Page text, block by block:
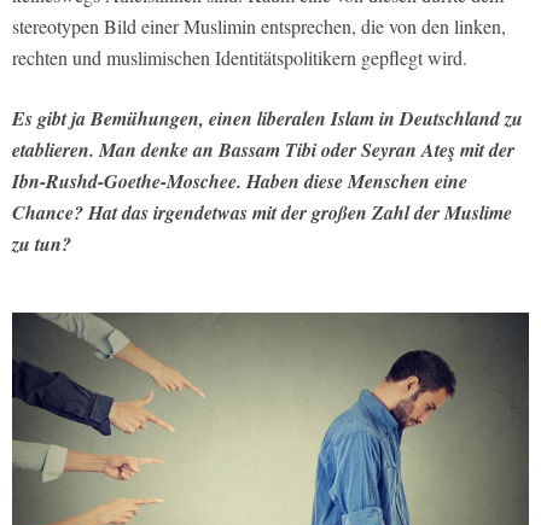
stereotypen Bild einer Muslimin entsprechen, die von den linken,
rechten und muslimischen Identitätspolitikern gepflegt wird.
Es gibt ja Bemühungen, einen liberalen Islam in Deutschland zu
etablieren. Man denke an Bassam Tibi oder Seyran Ateş mit der
Ibn-Rushd-Goethe-Moschee. Haben diese Menschen eine
Chance? Hat das irgendetwas mit der großen Zahl der Muslime
zu tun?